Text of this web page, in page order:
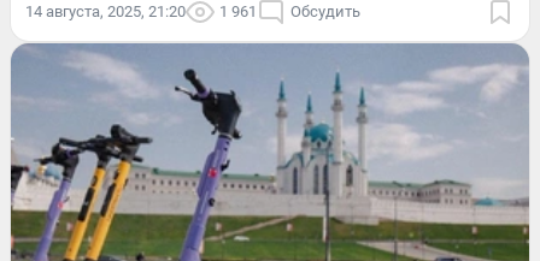
14 августа, 2025, 21:20 1 961 Обсудить